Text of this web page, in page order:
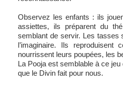
Observez les enfants : ils
assiettes, ils préparent du
semblant de servir. Les tasses
l’imaginaire. Ils
nourrissent leurs poupées, les
La Pooja est semblable à ce jeu
que le Divin fait pour nous.